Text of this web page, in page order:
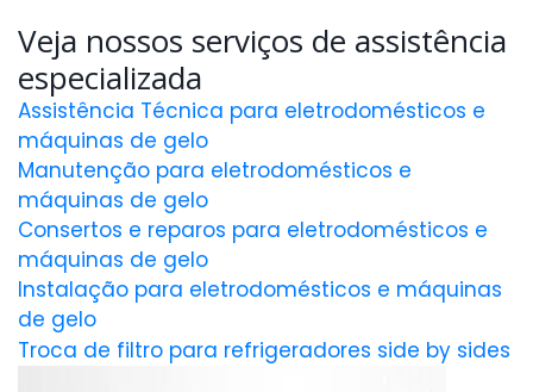
Veja nossos serviços de assistência
especializada
Assistência Técnica para eletrodomésticos e
máquinas de gelo
Manutenção para eletrodomésticos e
máquinas de gelo
Consertos e reparos para eletrodomésticos e
máquinas de gelo
Instalação para eletrodomésticos e máquinas
de gelo
Troca de filtro para refrigeradores side by sides